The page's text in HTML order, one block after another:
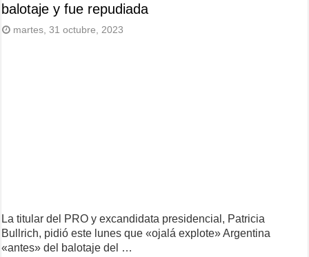
balotaje y fue repudiada
martes, 31 octubre, 2023
La titular del PRO y excandidata presidencial, Patricia
Bullrich, pidió este lunes que «ojalá explote» Argentina
«antes» del balotaje del …